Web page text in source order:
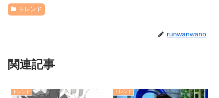
トレンド
runwanwano
関連記事
トレンド トレンド